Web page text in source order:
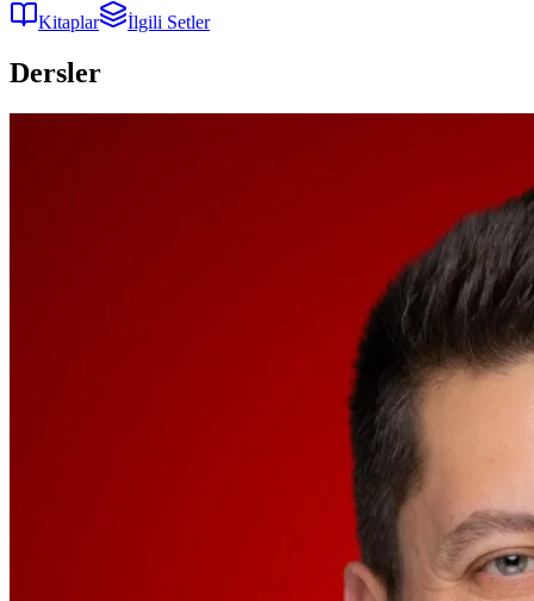
Kitaplar
İlgili Setler
Dersler